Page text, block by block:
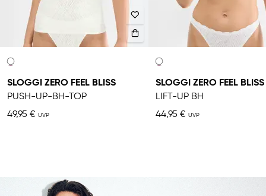
SLOGGI ZERO FEEL BLISS
PUSH-UP-BH-TOP
49,95 €
SLOGGI ZERO FEEL BLISS
LIFT-UP BH
44,95 €